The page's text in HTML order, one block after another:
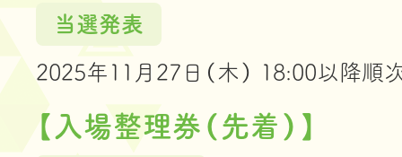
当選発表
2025年11月27日（木） 18:00以降順
【入場整理券（先着）】